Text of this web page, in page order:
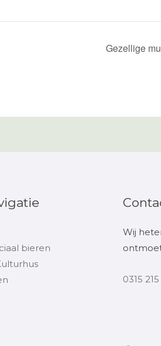
Gezellige
bieren
Wij
0315